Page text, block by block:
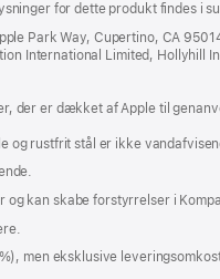
for dette produkt findes i
Park Way, Cupertino, CA
International Limited, Hollyhill
der er dækket af Apple til
og rustfrit stål er ikke
og kan skabe forstyrrelser i
men eksklusive